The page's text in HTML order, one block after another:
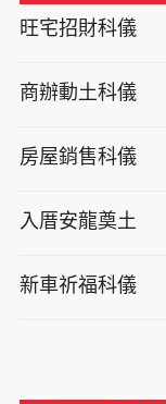
旺宅招財科儀
商辦動土科儀
房屋銷售科儀
入厝安龍奠土
新車祈福科儀